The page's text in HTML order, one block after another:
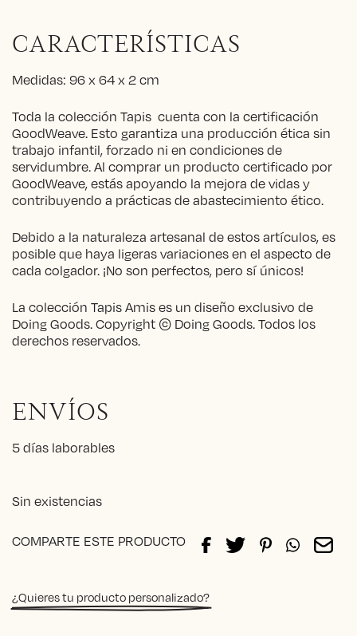
CARACTERÍSTICAS
Medidas: 96 x 64 x 2 cm
Toda la colección Tapis cuenta con la certificación
GoodWeave. Esto garantiza una producción ética sin
trabajo infantil, forzado ni en condiciones de
servidumbre. Al comprar un producto certificado por
GoodWeave, estás apoyando la mejora de vidas y
contribuyendo a prácticas de abastecimiento ético.
Debido a la naturaleza artesanal de estos artículos, es
posible que haya ligeras variaciones en el aspecto de
cada colgador. ¡No son perfectos, pero sí únicos!
La colección Tapis Amis es un diseño exclusivo de
Doing Goods. Copyright © Doing Goods. Todos los
derechos reservados.
ENVÍOS
5 días laborables
Sin existencias
COMPARTE ESTE PRODUCTO
¿Quieres tu producto personalizado?